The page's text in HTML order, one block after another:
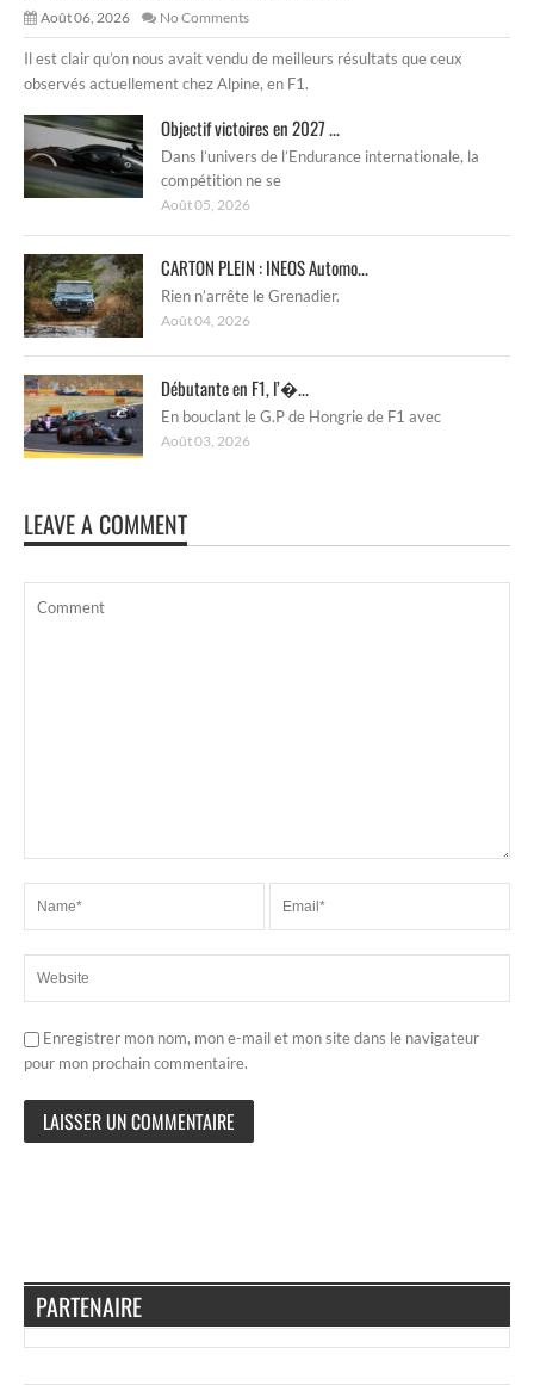
Août 06, 2026 No Comments
Il est clair qu’on nous avait vendu de meilleurs résultats que ceux
observés actuellement chez Alpine, en F1.
Objectif victoires en 2027 ...
Dans l’univers de l’Endurance internationale, la
compétition ne se
Août 05, 2026
CARTON PLEIN : INEOS Automo...
Rien n’arrête le Grenadier.
Août 04, 2026
Débutante en F1, l’�...
En bouclant le G.P de Hongrie de F1 avec
Août 03, 2026
LEAVE A COMMENT
Enregistrer mon nom, mon e-mail et mon site dans le navigateur
pour mon prochain commentaire.
PARTENAIRE